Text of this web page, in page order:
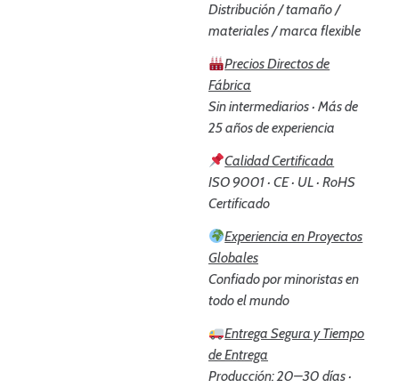
Distribución / tamaño /
materiales / marca flexible
Precios Directos de
Fábrica
Sin intermediarios · Más de
25 años de experiencia
Calidad Certificada
ISO 9001 · CE · UL · RoHS
Certificado
Experiencia en Proyectos
Globales
Confiado por minoristas en
todo el mundo
Entrega Segura y Tiempo
de Entrega
Producción: 20–30 días ·